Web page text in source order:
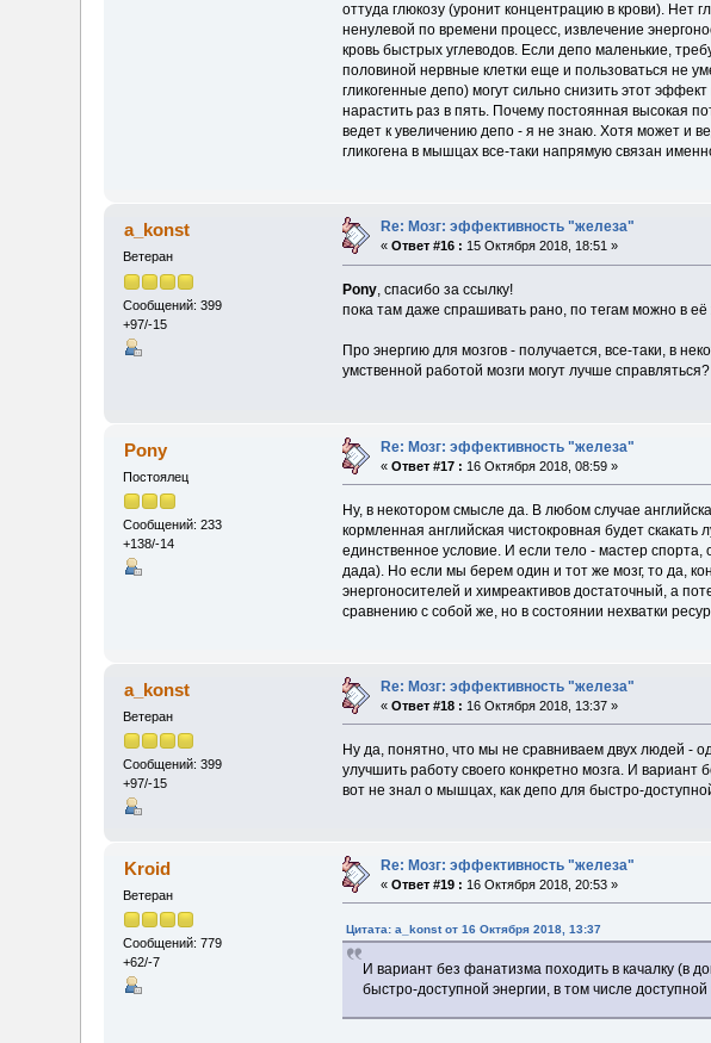
оттуда глюкозу (уронит концентрацию в крови). Нет
ненулевой по времени процесс, извлечение
кровь быстрых углеводов. Если депо маленькие,
половиной нервные клетки еще и пользоваться не
гликогенные депо) могут сильно снизить этот
нарастить раз в пять. Почему постоянная высокая
ведет к увеличению депо - я не знаю. Хотя может и
гликогена в мышцах все-таки напрямую связан
a_konst
Ветеран
Сообщений: 399
+97/-15
Re: Мозг: эффективность "железа"
«Ответ #16 : 15 Октября 2018, 18:51 »
Pony, спасибо за ссылку!
пока там даже спрашивать рано, по тегам можно в
Про энергию для мозгов - получается, все-таки, в
умственной работой мозги могут лучше справляться?
Pony
Постоялец
Сообщений: 233
+138/-14
Re: Мозг: эффективность "железа"
«Ответ #17 : 16 Октября 2018, 08:59 »
Ну, в некотором смысле да. В любом случае
кормленная английская чистокровная будет
единственное условие. И если тело - мастер
дада). Но если мы берем один и тот же мозг, то да,
энергоносителей и химреактивов достаточный, а
сравнению с собой же, но в состоянии нехватки
a_konst
Ветеран
Сообщений: 399
+97/-15
Re: Мозг: эффективность "железа"
«Ответ #18 : 16 Октября 2018, 13:37 »
Ну да, понятно, что мы не сравниваем двух людей -
улучшить работу своего конкретно мозга. И
вот не знал о мышцах, как депо для быстро-
Kroid
Ветеран
Сообщений: 779
+62/-7
Re: Мозг: эффективность "железа"
«Ответ #19 : 16 Октября 2018, 20:53 »
Цитата: a_konst от 16 Октября 2018, 13:37
И вариант без фанатизма походить в качалку (в
быстро-доступной энергии, в том числе